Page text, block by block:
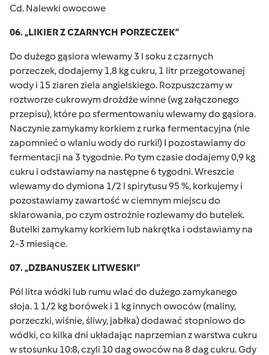
Cd. Nalewki owocowe
06. „LIKIER Z CZARNYCH PORZECZEK”
Do dużego gąsiora wlewamy 3 l soku z czarnych
porzeczek, dodajemy 1,8 kg cukru, 1 litr przegotowanej
wody i 15 ziaren ziela angielskiego. Rozpuszczamy w
roztworze cukrowym drożdże winne (wg załączonego
przepisu), które po sfermentowaniu wlewamy do gąsiora.
Naczynie zamykamy korkiem z rurka fermentacyjna (nie
zapomnieć o wlaniu wody do rurki!) I pozostawiamy do
fermentacji na 3 tygodnie. Po tym czasie dodajemy 0,9 kg
cukru i odstawiamy na następne 6 tygodni. Wreszcie
wlewamy do dymiona 1/2 l spirytusu 95 %, korkujemy i
pozostawiamy zawartość w ciemnym miejscu do
sklarowania, po czym ostrożnie rozlewamy do butelek.
Butelki zamykamy korkiem lub nakrętka i odstawiamy na
2-3 miesiące.
07. „DZBANUSZEK LITWESKI”
Pól litra wódki lub rumu wlać do dużego zamykanego
słoja. 1 1/2 kg borówek i 1 kg innych owoców (maliny,
porzeczki, wiśnie, śliwy, jabłka) dodawać stopniowo do
wódki, co kilka dni układając naprzemian z warstwa cukru
w stosunku 10:8, czyli 10 dag owoców na 8 dag cukru. Gdy